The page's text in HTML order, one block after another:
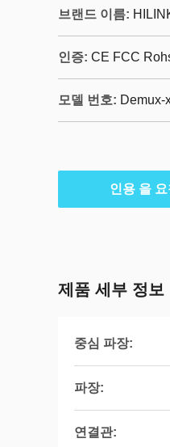
브랜드 이름:
인증: CE FCC
모델 번호: Demux-
인용 을
제품 세부 정보
중심 파장:
파장:
연결관: